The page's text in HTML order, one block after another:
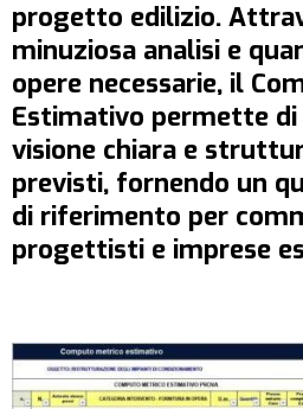
progetto edilizio.
minuziosa analisi e
opere necessarie, il
Estimativo permette
visione chiara e
previsti, fornendo un
di riferimento per
progettisti e imprese